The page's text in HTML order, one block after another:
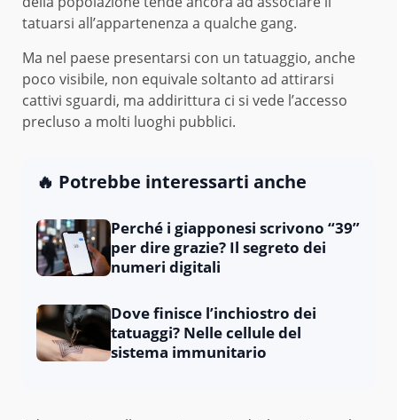
tatuarsi all’appartenenza a qualche gang.
Ma nel paese presentarsi con un tatuaggio, anche
poco visibile, non equivale soltanto ad attirarsi
cattivi sguardi, ma addirittura ci si vede l’accesso
precluso a molti luoghi pubblici.
🔥 Potrebbe interessarti anche
Perché i giapponesi scrivono “39”
per dire grazie? Il segreto dei
numeri digitali
Dove finisce l’inchiostro dei
tatuaggi? Nelle cellule del
sistema immunitario